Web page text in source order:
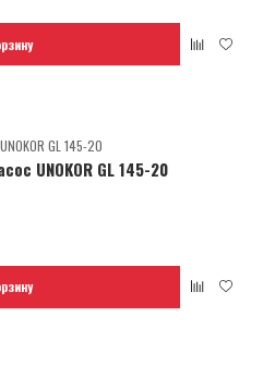
UNOKOR GL 145-20